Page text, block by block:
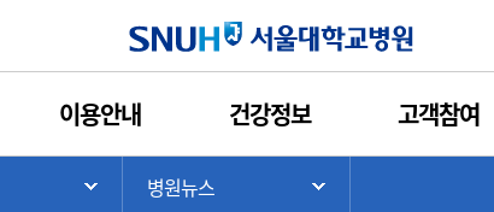
이용안내 건강정보 고객참여
서브 메뉴 목록 열기
병원뉴스
는 혈관신생차단 항암제 개발